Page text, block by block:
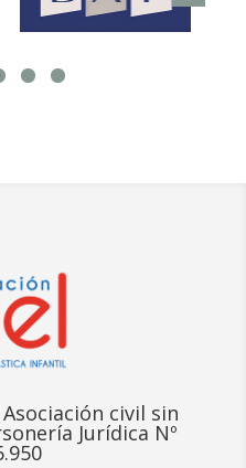
civil sin
Jurídica Nº